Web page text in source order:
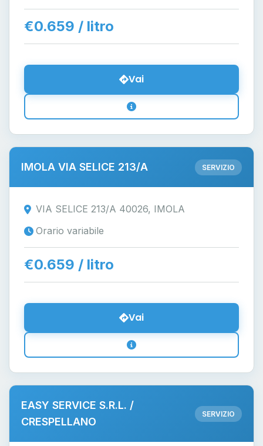
€0.659 / litro
Vai
IMOLA VIA SELICE 213/A SERVIZIO
VIA SELICE 213/A 40026, IMOLA
Orario variabile
€0.659 / litro
Vai
EASY SERVICE S.R.L. /
CRESPELLANO
SERVIZIO